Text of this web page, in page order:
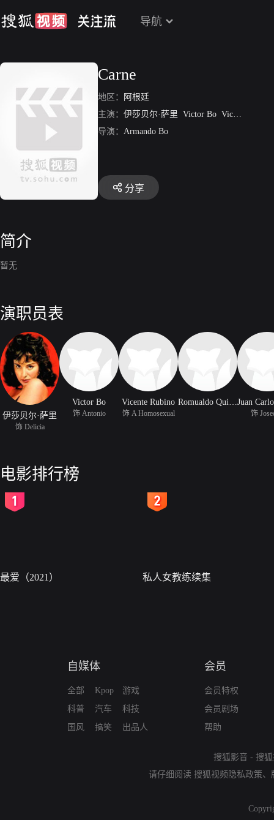
导航
Carne
地区：
阿根廷
主演： 伊莎贝尔·萨里 Victor Bo Vicente Rubino
导演： Armando Bo
分享
简介
暂无
演职员表
伊莎贝尔·萨里
饰 Delicia
Victor Bo
饰 Antonio
Vicente Rubino
饰 A Homosexual
Romualdo Quiroga
饰
电影排行榜
最爱（2021） 私人女教练续集
自媒体
全部
科普
国风
Kpop
汽车
搞笑
游戏
科技
出品人
会员
会员特权
会员剧场
帮助
搜狐影音 - 搜
请仔细阅读 搜狐视频隐私政策、